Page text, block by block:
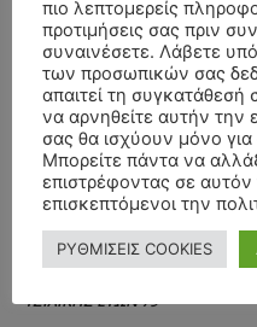
ΧΑΡΑΛΑΜΠΟΣ ΚΑΥΚΙΑΣ ΕΤΩΝ
ΧΡΙΣΤΙΝΑεπίΚΗΔΕΙΑ – ΤΡΙΤΗ
ΕΤΩΝ 58
Θεόδωρος Νάκοςεπί ΚΗΔΕΙΑ –
ΤΣΙΛΙΚΗΣ ΕΤΩΝ 79
ΠΑΝΑΓΙΩΤΗΣ IΩΑΚΕΙΜΙΔΗΣεπί
ΣΠΥΡΙΔΟΥΛΑ Γ. ΣΕΪΤΑΝΙΔΟΥ
ΚΗΔΕΙΑ –
ΤΣΙΛΙΚΗΣ ΕΤΩΝ 79
πιο λεπτομερείς
προτιμήσεις σας πριν
συναινέσετε. Λάβετε
των προσωπικών σας
απαιτεί τη συγκατάθεσή
να αρνηθείτε αυτήν την
σας θα ισχύουν μόνο
Μπορείτε πάντα να
επιστρέφοντας σε αυτόν
επισκεπτόμενοι την
ΡΥΘΜΙΣΕΙΣ COOKIES